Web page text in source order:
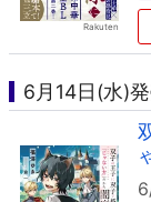
6月14日(水)